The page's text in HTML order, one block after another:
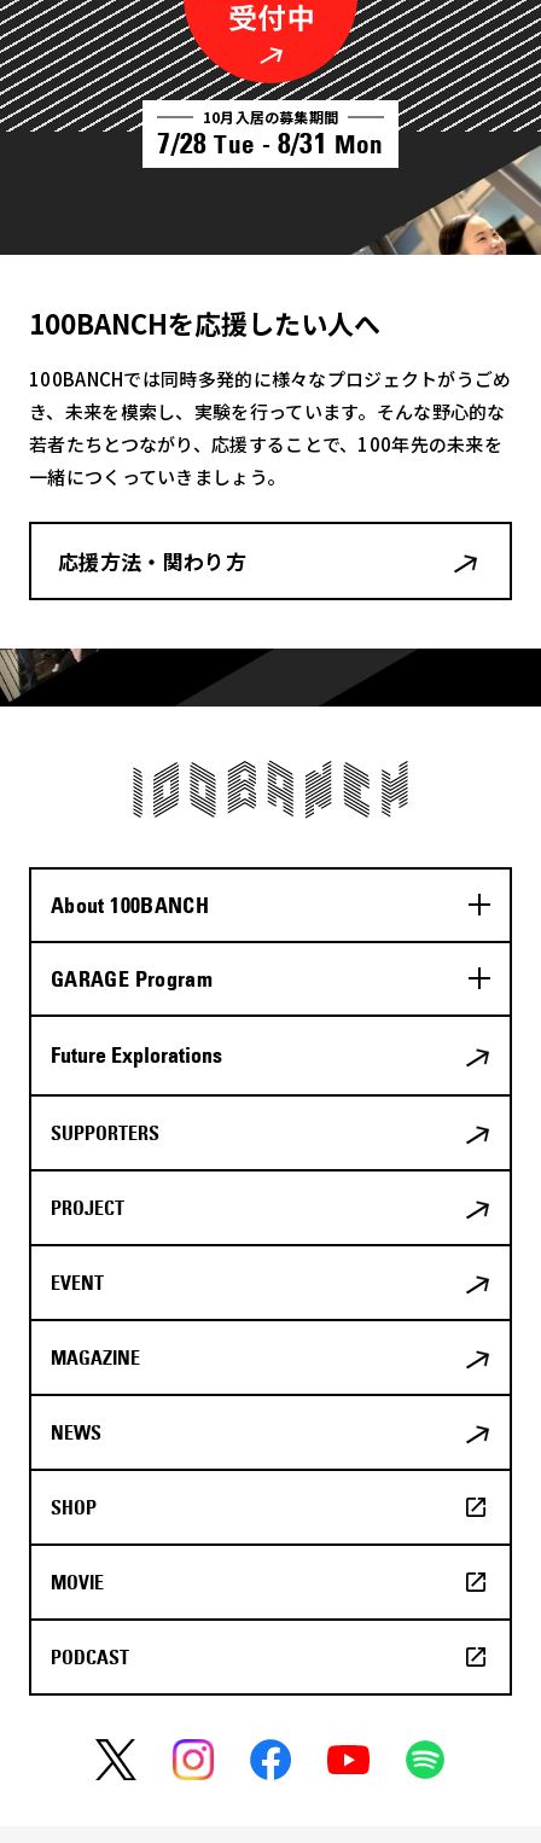
10月入居の募集期間
7/28 Tue - 8/31 Mon
100BANCHを応援したい人へ
100BANCHでは同時多発的に様々なプロジェクトがうごめ
き、未来を模索し、実験を行っています。そんな野心的な
若者たちとつながり、応援することで、100年先の未来を
一緒につくっていきましょう。
応援方法・関わり方
About 100BANCH
GARAGE Program
Future Explorations
SUPPORTERS
PROJECT
EVENT
MAGAZINE
NEWS
SHOP
MOVIE
PODCAST